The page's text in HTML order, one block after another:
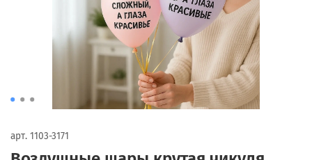
арт. 1103-3171